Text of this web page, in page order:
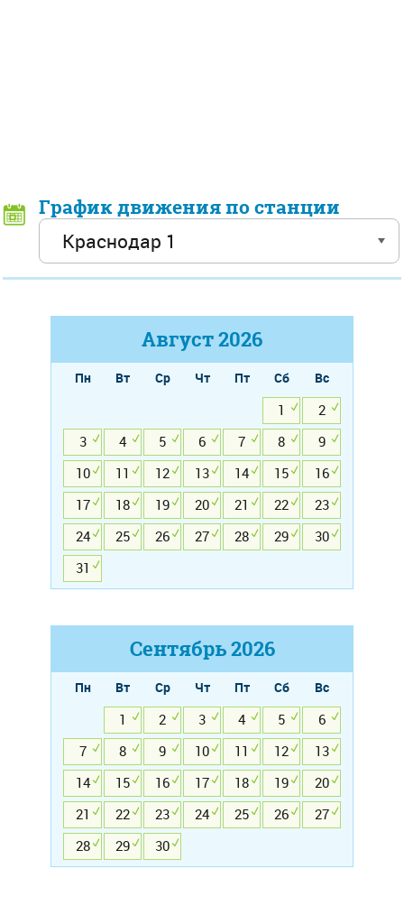
График движения по станции
Август2026
Пн Вт Ср Чт Пт Сб
Вс
1
2
3
4 5 6 7 8
9
10
11 12 13 14 15
16
17
18 19 20 21 22
23
24
25 26 27 28 29
30
31
Сентябрь2026
Пн Вт Ср Чт Пт Сб
Вс
1
2 3 4 5
6
7
8 9 10 11 12
13
14
15 16 17 18 19
20
21
22 23 24 25 26
27
28
29 30